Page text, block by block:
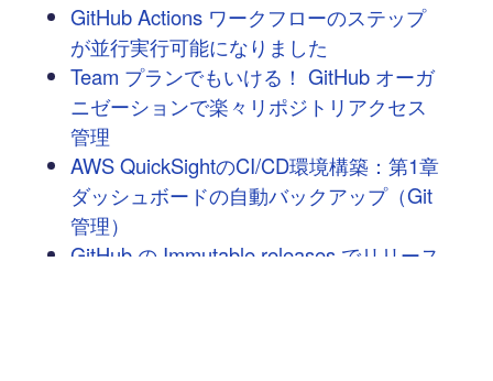
GitHub Actions ワークフローのステップ
が並行実行可能になりました
Team プランでもいける！ GitHub オーガ
ニゼーションで楽々リポジトリアクセス
管理
AWS QuickSightのCI/CD環境構築：第1章
ダッシュボードの自動バックアップ（Git
管理）
GitHub の Immutable releases でリリース